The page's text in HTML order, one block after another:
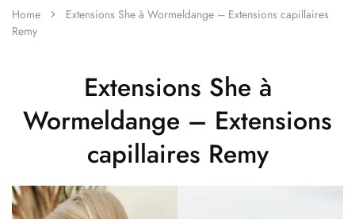
Home
Extensions She à Wormeldange – Extensions capillaires
Remy
Extensions She à
Wormeldange – Extensions
capillaires Remy